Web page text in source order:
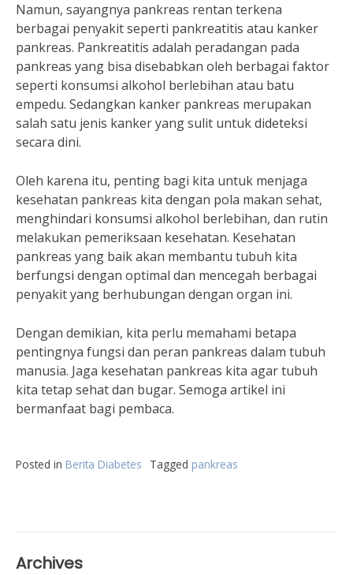
Namun, sayangnya pankreas rentan terkena
berbagai penyakit seperti pankreatitis atau kanker
pankreas. Pankreatitis adalah peradangan pada
pankreas yang bisa disebabkan oleh berbagai faktor
seperti konsumsi alkohol berlebihan atau batu
empedu. Sedangkan kanker pankreas merupakan
salah satu jenis kanker yang sulit untuk dideteksi
secara dini.
Oleh karena itu, penting bagi kita untuk menjaga
kesehatan pankreas kita dengan pola makan sehat,
menghindari konsumsi alkohol berlebihan, dan rutin
melakukan pemeriksaan kesehatan. Kesehatan
pankreas yang baik akan membantu tubuh kita
berfungsi dengan optimal dan mencegah berbagai
penyakit yang berhubungan dengan organ ini.
Dengan demikian, kita perlu memahami betapa
pentingnya fungsi dan peran pankreas dalam tubuh
manusia. Jaga kesehatan pankreas kita agar tubuh
kita tetap sehat dan bugar. Semoga artikel ini
bermanfaat bagi pembaca.
Posted in Berita Diabetes Tagged pankreas
Archives